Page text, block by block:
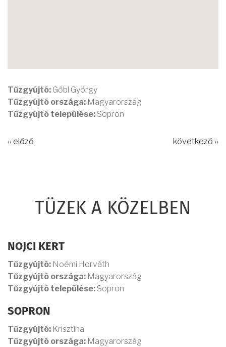
Tűzgyújtó: Gőbl György
Tűzgyújtó országa: Magyarország
Tűzgyújtó települése: Sopron
‹‹ előző következő ››
TÜZEK A KÖZELBEN
NOJCI KERT
Tűzgyújtó: Noémi Horváth
Tűzgyújtó országa: Magyarország
Tűzgyújtó települése: Sopron
SOPRON
Tűzgyújtó: Krisztina
Tűzgyújtó országa: Magyarország